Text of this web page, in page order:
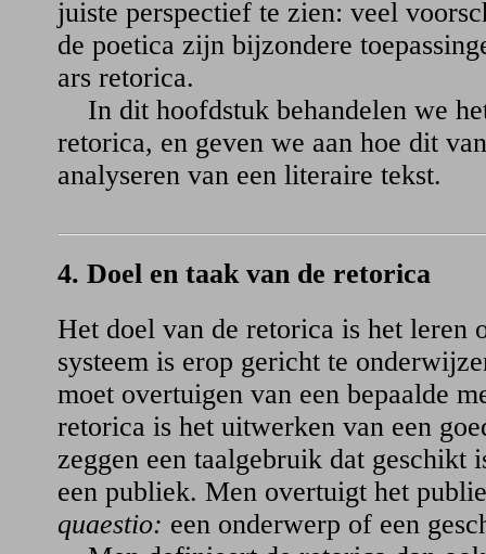
juiste perspectief te zien: veel
de poetica zijn bijzondere
ars retorica.
In dit hoofdstuk behandelen we
retorica, en geven we aan hoe dit
analyseren van een literaire tekst.
4. Doel en taak van de retorica
Het doel van de retorica is het leren
systeem is erop gericht te
moet overtuigen van een bepaalde
retorica is het uitwerken van een
zeggen een taalgebruik dat geschikt
een publiek. Men overtuigt het
quaestio: een onderwerp of een